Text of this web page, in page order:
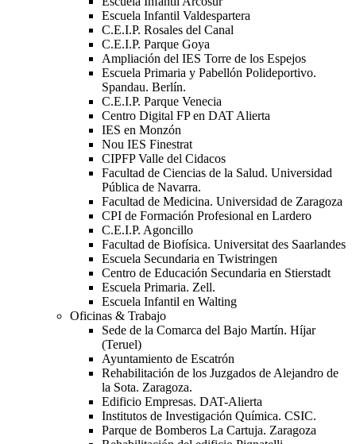
Escuela Infantil Valdespartera
C.E.I.P. Rosales del Canal
C.E.I.P. Parque Goya
Ampliación del IES Torre de los Espejos
Escuela Primaria y Pabellón Polideportivo.
Spandau. Berlín.
C.E.I.P. Parque Venecia
Centro Digital FP en DAT Alierta
IES en Monzón
Nou IES Finestrat
CIPFP Valle del Cidacos
Facultad de Ciencias de la Salud. Universidad
Pública de Navarra.
Facultad de Medicina. Universidad de Zaragoza
CPI de Formación Profesional en Lardero
C.E.I.P. Agoncillo
Facultad de Biofísica. Universitat des Saarlandes
Escuela Secundaria en Twistringen
Centro de Educación Secundaria en Stierstadt
Escuela Primaria. Zell.
Escuela Infantil en Walting
Oficinas & Trabajo
Sede de la Comarca del Bajo Martín. Híjar
(Teruel)
Ayuntamiento de Escatrón
Rehabilitación de los Juzgados de Alejandro de
la Sota. Zaragoza.
Edificio Empresas. DAT-Alierta
Institutos de Investigación Química. CSIC.
Parque de Bomberos La Cartuja. Zaragoza